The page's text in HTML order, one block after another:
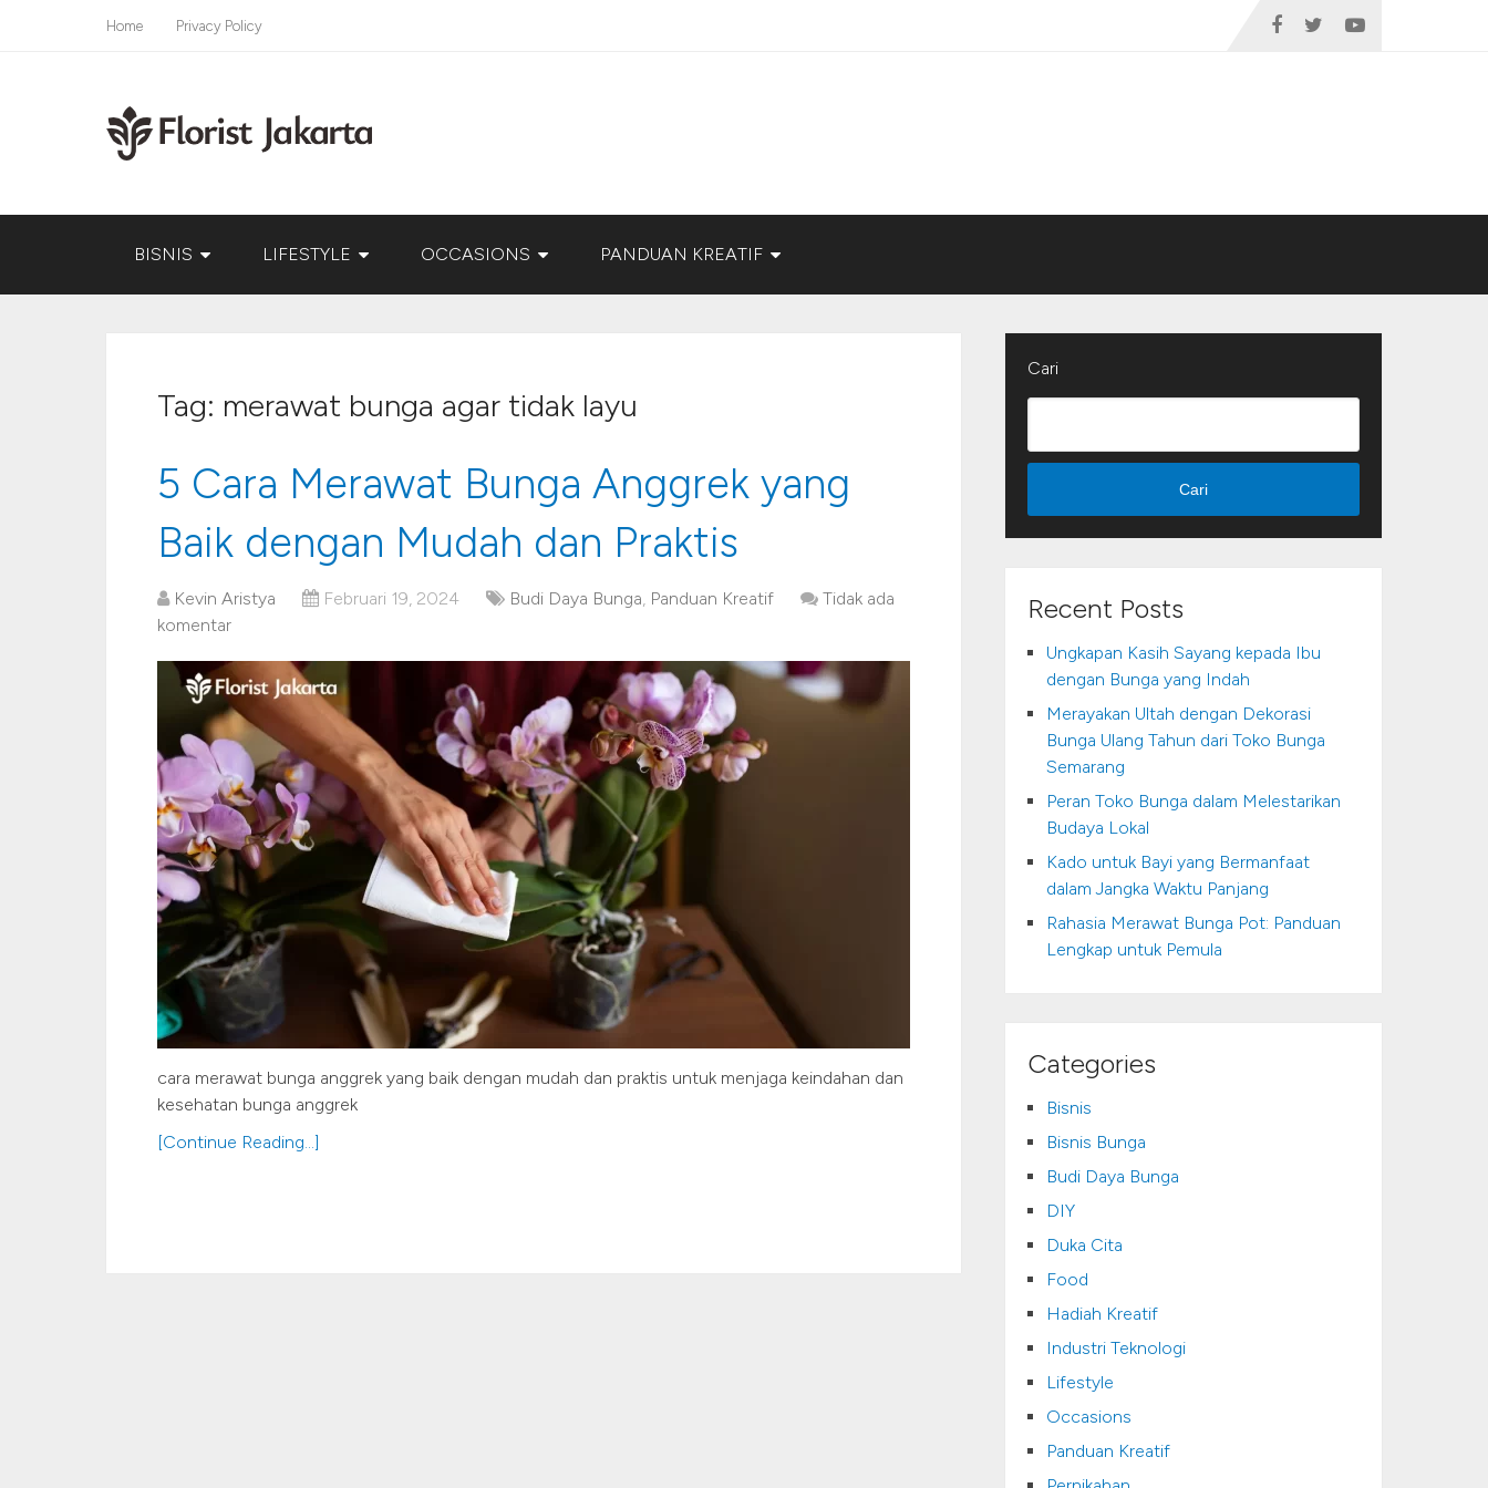
Home Privacy Policy
BISNIS LIFESTYLE OCCASIONS PANDUAN KREATIF
Tag: merawat bunga agar tidak layu
5 Cara Merawat Bunga Anggrek yang
Baik dengan Mudah dan Praktis
Kevin Aristya Februari 19, 2024 Budi Daya Bunga, Panduan Kreatif
Tidak ada
komentar
cara merawat bunga anggrek yang baik dengan mudah dan praktis untuk menjaga keindahan dan
kesehatan bunga anggrek
[Continue Reading...]
Cari
Cari
Recent Posts
Ungkapan Kasih Sayang kepada Ibu
dengan Bunga yang Indah
Merayakan Ultah dengan Dekorasi
Bunga Ulang Tahun dari Toko Bunga
Semarang
Peran Toko Bunga dalam Melestarikan
Budaya Lokal
Kado untuk Bayi yang Bermanfaat
dalam Jangka Waktu Panjang
Rahasia Merawat Bunga Pot: Panduan
Lengkap untuk Pemula
Categories
Bisnis
Bisnis Bunga
Budi Daya Bunga
DIY
Duka Cita
Food
Hadiah Kreatif
Industri Teknologi
Lifestyle
Occasions
Panduan Kreatif